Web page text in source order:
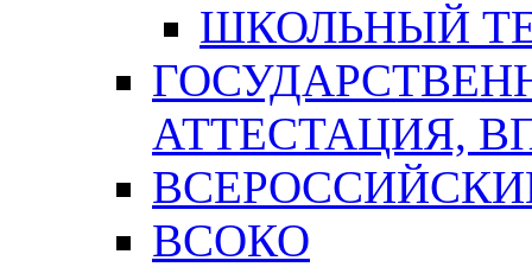
ШКОЛЬНЫЙ
АТТЕСТАЦИЯ,
ВСОКО